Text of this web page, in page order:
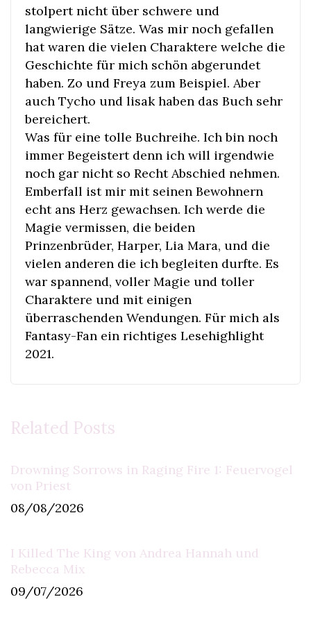
stolpert nicht über schwere und
langwierige Sätze. Was mir noch gefallen
hat waren die vielen Charaktere welche die
Geschichte für mich schön abgerundet
haben. Zo und Freya zum Beispiel. Aber
auch Tycho und lisak haben das Buch sehr
bereichert.
Was für eine tolle Buchreihe. Ich bin noch
immer Begeistert denn ich will irgendwie
noch gar nicht so Recht Abschied nehmen.
Emberfall ist mir mit seinen Bewohnern
echt ans Herz gewachsen. Ich werde die
Magie vermissen, die beiden
Prinzenbrüder, Harper, Lia Mara, und die
vielen anderen die ich begleiten durfte. Es
war spannend, voller Magie und toller
Charaktere und mit einigen
überraschenden Wendungen. Für mich als
Fantasy-Fan ein richtiges Lesehighlight
2021.
Related Posts
Drowning Sorrows in Raging Fire 1: Feuervogel
von Priest
08/08/2026
I Killed The King von Andrea Hannah und
Rebecca Mix
09/07/2026